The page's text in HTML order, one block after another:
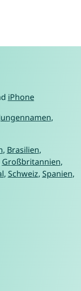
iPhone
,
, Brasilien,
Großbritannien,
, Schweiz, Spanien,